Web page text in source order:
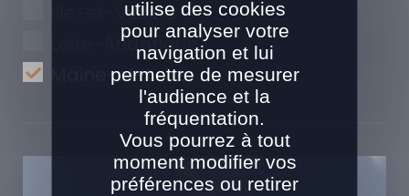
Ille-et-Vilaine
Loire-Atlantique
Maine-et-Loire
utilise des cookies
pour analyser votre
navigation et lui
permettre de mesurer
l'audience et la
fréquentation.
Vous pourrez à tout
moment modifier vos
préférences ou retirer